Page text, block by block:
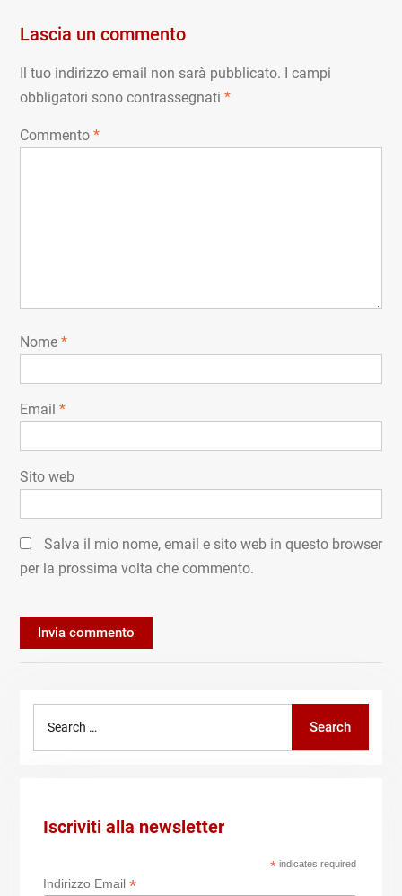
Lascia un commento
Il tuo indirizzo email non sarà pubblicato.
I campi
obbligatori sono contrassegnati *
Commento *
Nome *
Email *
Sito web
Salva il mio nome, email e sito web in questo browser
per la prossima volta che commento.
Search
Iscriviti alla newsletter
*indicates required
Indirizzo Email *